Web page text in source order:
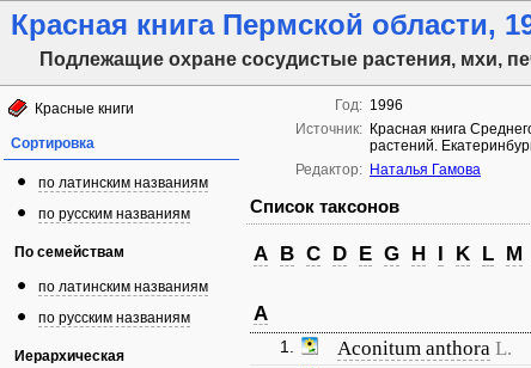
Красная книга Пермской области,
Подлежащие охране сосудистые растения, мхи,
Красные книги
Сортировка
по латинским названиям
по русским названиям
По семействам
по латинским названиям
по русским названиям
Иерархическая
Год: 1996
Источник: Красная книга
растений.
Редактор: Наталья Гамова
Список таксонов
A B C D E G H I K L M
A
1. Aconitum anthora L.